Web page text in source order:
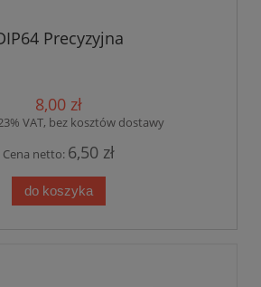
Precyzyjna
8,00 zł
VAT, bez kosztów dostawy
Cena netto: 6,50 zł
do koszyka